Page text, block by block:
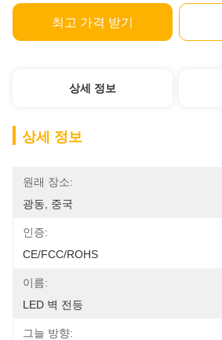
최고 가격 받기
상세 정보
상세 정보
원래 장소:
광동, 중국
인증:
CE/FCC/ROHS
이름:
LED 벽 전등
그늘 방향: